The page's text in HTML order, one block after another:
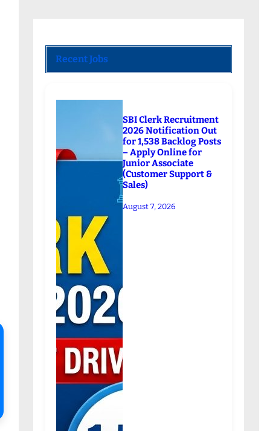
Recent Jobs
SBI Clerk Recruitment
2026 Notification Out
for 1,538 Backlog Posts
– Apply Online for
Junior Associate
(Customer Support &
Sales)
August 7, 2026